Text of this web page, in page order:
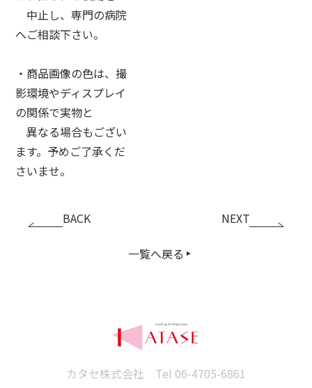
中止し、専門の病院
へご相談下さい。
・商品画像の色は、撮
影環境やディスプレイ
の関係で実物と
異なる場合もござい
ます。予めご了承くだ
さいませ。
BACK
一覧へ戻る
NEXT
カタセ株式会社 Tel 06-4705-6861